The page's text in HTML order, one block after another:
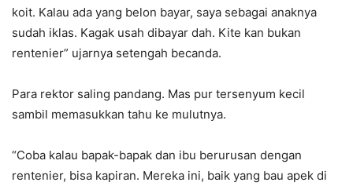
koit. Kalau ada yang belon bayar, saya sebagai anaknya
sudah iklas. Kagak usah dibayar dah. Kite kan bukan
rentenier” ujarnya setengah becanda.
Para rektor saling pandang. Mas pur tersenyum kecil
sambil memasukkan tahu ke mulutnya.
“Coba kalau bapak-bapak dan ibu berurusan dengan
rentenier, bisa kapiran. Mereka ini, baik yang bau apek di